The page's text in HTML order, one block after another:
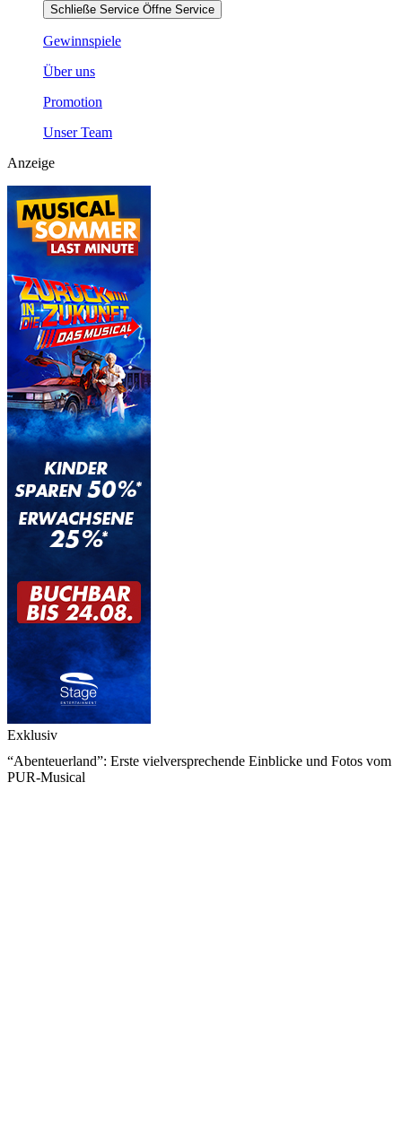
Schließe Service Öffne Service
Gewinnspiele
Über uns
Promotion
Unser Team
Anzeige
Exklusiv
“Abenteuerland”: Erste vielversprechende Einblicke und Fotos vom
PUR-Musical